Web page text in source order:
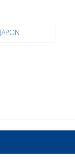
JAPON